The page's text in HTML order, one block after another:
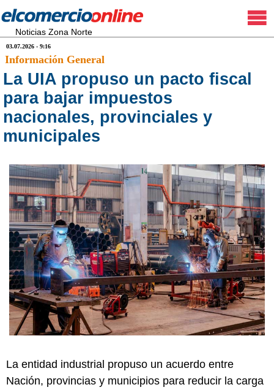
Noticias Zona Norte
03.07.2026 - 9:16
Información General
La UIA propuso un pacto fiscal
para bajar impuestos
nacionales, provinciales y
municipales
La entidad industrial propuso un acuerdo entre
Nación, provincias y municipios para reducir la carga